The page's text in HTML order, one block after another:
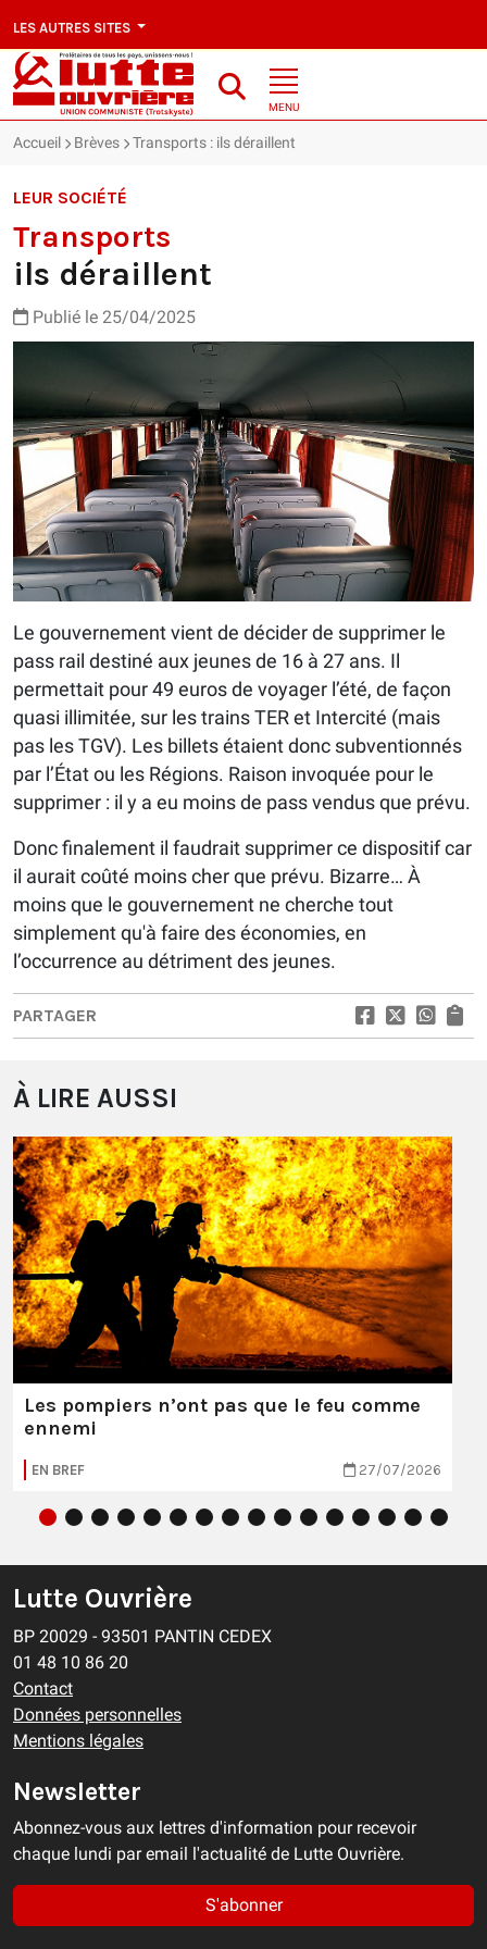
LES AUTRES SITES
MENU
Accueil Brèves Transports : ils déraillent
LEUR SOCIÉTÉ
Transports
ils déraillent
Publié le 25/04/2025
Le gouvernement vient de décider de supprimer le
pass rail destiné aux jeunes de 16 à 27 ans. Il
permettait pour 49 euros de voyager l’été, de façon
quasi illimitée, sur les trains TER et Intercité (mais
pas les TGV). Les billets étaient donc subventionnés
par l’État ou les Régions. Raison invoquée pour le
supprimer : il y a eu moins de pass vendus que prévu.
Donc finalement il faudrait supprimer ce dispositif car
il aurait coûté moins cher que prévu. Bizarre… À
moins que le gouvernement ne cherche tout
simplement qu'à faire des économies, en
l’occurrence au détriment des jeunes.
PARTAGER
À LIRE AUSSI
Les pompiers n’ont pas que le feu comme
ennemi
EN BREF 27/07/2026
Lutte Ouvrière
BP 20029 - 93501 PANTIN CEDEX
01 48 10 86 20
Contact
Données personnelles
Mentions légales
Newsletter
Abonnez-vous aux lettres d'information pour recevoir
chaque lundi par email l'actualité de Lutte Ouvrière.
S'abonner